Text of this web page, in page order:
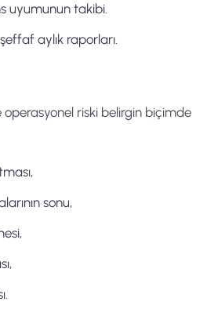
uyumunun takibi.
aylık raporları.
operasyonel riski belirgin biçimde
sonu,